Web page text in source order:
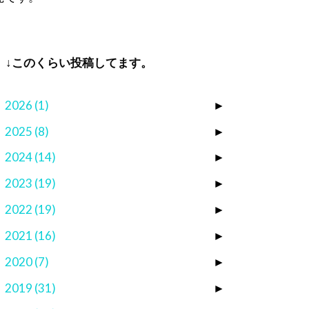
↓このくらい投稿してます。
►
2026 (1)
►
2025 (8)
►
2024(14)
►
2023 (19)
►
2022 (19)
►
2021 (16)
►
2020(7)
►
2019 (31)